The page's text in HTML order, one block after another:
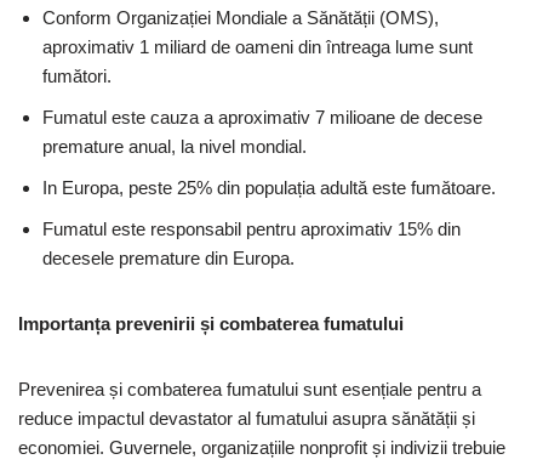
Conform Organizației Mondiale a Sănătății (OMS),
aproximativ 1 miliard de oameni din întreaga lume sunt
fumători.
Fumatul este cauza a aproximativ 7 milioane de decese
premature anual, la nivel mondial.
In Europa, peste 25% din populația adultă este fumătoare.
Fumatul este responsabil pentru aproximativ 15% din
decesele premature din Europa.
Importanța prevenirii și combaterea fumatului
Prevenirea și combaterea fumatului sunt esențiale pentru a
reduce impactul devastator al fumatului asupra sănătății și
economiei. Guvernele, organizațiile nonprofit și indivizii trebuie